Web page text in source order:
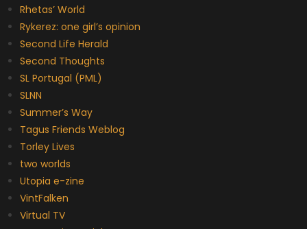
Rhetas’ World
Rykerez: one girl’s opinion
Second Life Herald
Second Thoughts
SL Portugal (PML)
SLNN
Summer’s Way
Tagus Friends Weblog
Torley Lives
two worlds
Utopia e-zine
VintFalken
Virtual TV